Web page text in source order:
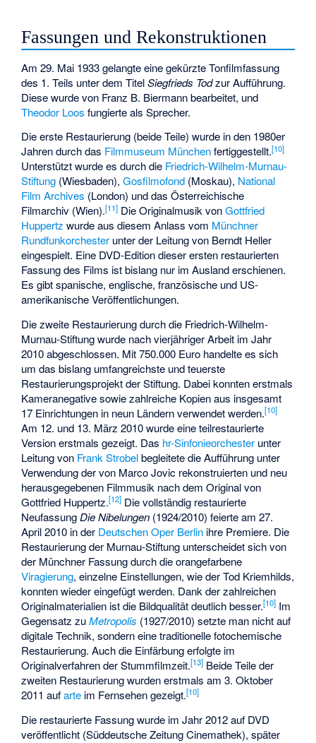
Fassungen und Rekonstruktionen
Am 29. Mai 1933 gelangte eine gekürzte Tonfilmfassung
des 1. Teils unter dem TitelSiegfrieds Todzur Aufführung.
Diese wurde von Franz B. Biermannbearbeitet, und
Theodor Loos fungierte als Sprecher.
Die erste Restaurierung (beide Teile) wurde in den 1980er
Jahren durch das Filmmuseum Münchenfertiggestellt.[10]
Unterstützt wurde es durch die Friedrich-Wilhelm-Murnau-
Stiftung (Wiesbaden),Gosfilmofond (Moskau), National
Film Archives (London) und dasÖsterreichische
Filmarchiv (Wien).[11] Die Originalmusik vonGottfried
Huppertz wurde aus diesem Anlass vom Münchner
Rundfunkorchester unter der Leitung von Berndt Heller
eingespielt. Eine DVD-Edition dieser ersten restaurierten
Fassung des Films ist bislang nur im Ausland erschienen.
Es gibt spanische, englische, französische und US-
amerikanische Veröffentlichungen.
Die zweite Restaurierung durch die Friedrich-Wilhelm-
Murnau-Stiftung wurde nach vierjähriger Arbeit im Jahr
2010 abgeschlossen. Mit 750.000 Euro handelte es sich
um das bislang umfangreichste und teuerste
Restaurierungsprojekt der Stiftung. Dabei konnten erstmals
Kameranegative sowie zahlreiche Kopien aus insgesamt
17 Einrichtungen in neun Ländern verwendet werden.[10]
Am 12. und 13. März 2010 wurde eine teilrestaurierte
Version erstmals gezeigt. Das hr-Sinfonieorchester unter
Leitung von Frank Strobelbegleitete die Aufführung unter
Verwendung der von Marco Jovic rekonstruierten und neu
herausgegebenen Filmmusik nach dem Original von
Gottfried Huppertz.[12] Die vollständig restaurierte
NeufassungDie Nibelungen (1924/2010) feierte am 27.
April 2010 in der Deutschen Oper Berlin ihre Premiere. Die
Restaurierung der Murnau-Stiftung unterscheidet sich von
der Münchner Fassung durch die orangefarbene
Viragierung, einzelne Einstellungen, wie der Tod Kriemhilds,
konnten wieder eingefügt werden. Dank der zahlreichen
Originalmaterialien ist die Bildqualität deutlich besser.[10] Im
Gegensatz zuMetropolis (1927/2010) setzte man nicht auf
digitale Technik, sondern eine traditionelle fotochemische
Restaurierung. Auch die Einfärbung erfolgte im
Originalverfahren der Stummfilmzeit.[13] Beide Teile der
zweiten Restaurierung wurden erstmals am 3. Oktober
2011 aufarte im Fernsehen gezeigt.[10]
Die restaurierte Fassung wurde im Jahr 2012 auf DVD
veröffentlicht (Süddeutsche Zeitung Cinemathek), später